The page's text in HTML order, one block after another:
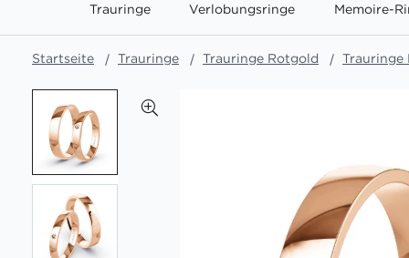
Trauringe Verlobungsringe Memoire-
Startseite Trauringe Trauringe Rotgold Trauringe
Ende
der
Bildgalerie
springen